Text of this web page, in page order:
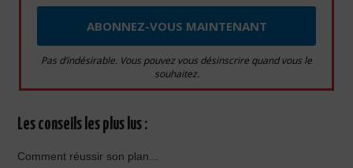
Pas d’indésirable. Vous pouvez vous désinscrire quand vous le
souhaitez.
Les conseils les plus lus :
Comment réussir son plan...